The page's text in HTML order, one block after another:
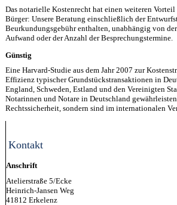
Das notarielle Kostenrecht hat einen weiteren
Bürger: Unsere Beratung einschließlich der
Beurkundungsgebühr enthalten, unabhängig von
Aufwand oder der Anzahl der Besprechungstermine.
Günstig
Eine Harvard-Studie aus dem Jahr 2007 zur
Effizienz typischer Grundstückstransaktionen in
England, Schweden, Estland und den Vereinigten
Notarinnen und Notare in Deutschland
Rechtssicherheit, sondern sind im internationalen
Kontakt
Anschrift
Atelierstraße 5/Ecke
Heinrich-Jansen Weg
41812 Erkelenz